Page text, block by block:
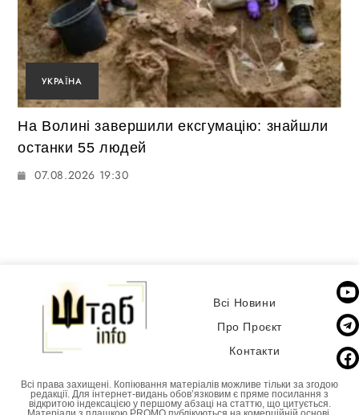
УКРАЇНА
На Волині завершили ексгумацію: знайшли
останки 55 людей
07.08.2026 19:30
Всі Новини
Про Проєкт
Контакти
Всі права захищені. Копіювання матеріалів можливе тільки за згодою
редакції. Для інтернет-видань обовʼязковим є пряме посилання з
відкритою індексацією у першому абзаці на статтю, що цитується.